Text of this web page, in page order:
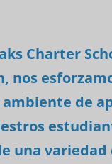
Charter
nos
de
una variedad